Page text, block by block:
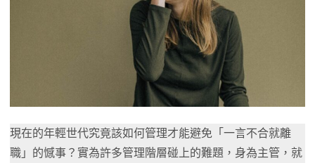
現在的年輕世代究竟該如何管理才能避免「一言不合就離
職」的憾事？實為許多管理階層碰上的難題，身為主管，就